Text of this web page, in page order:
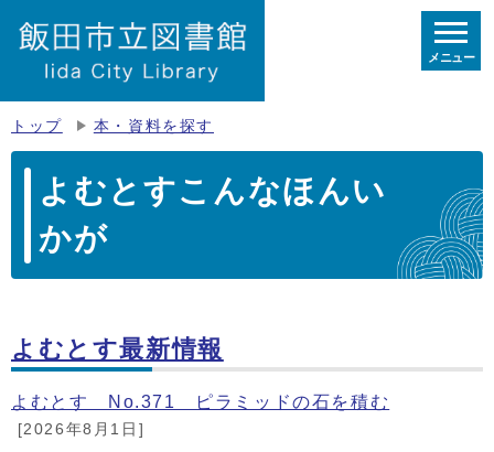
メニュー
トップ 本・資料を探す
よむとすこんなほんい
かが
よむとす最新情報
よむとす No.371 ピラミッドの石を積む
[2026年8月1日]